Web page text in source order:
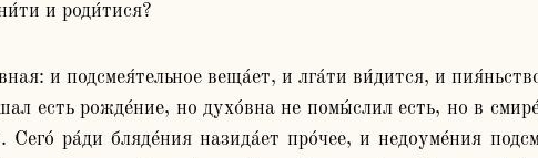
и роди́тися?
и подсмея́тельное веща́ет, и лга́ти ви́дится, и
есть рожде́ние, но духо́вна не помы́слил есть, но в
ра́ди бляде́ния назида́ет про́чее, и недоуме́ния